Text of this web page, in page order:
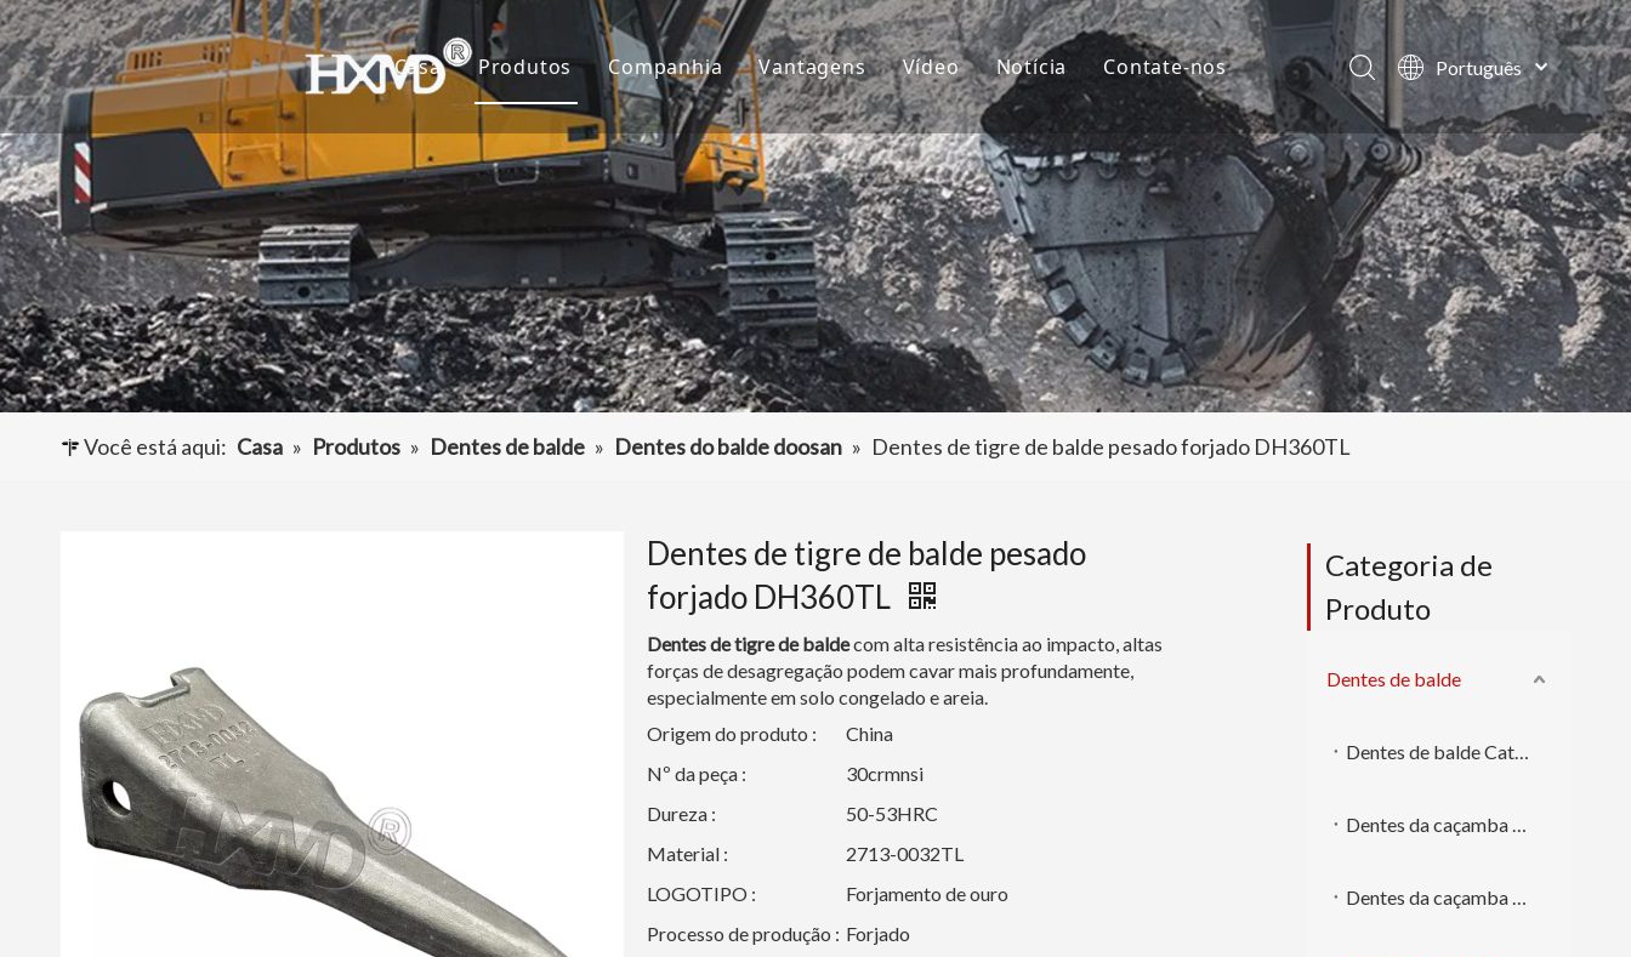
Casa Produtos
Dentes de Balde
Caçamba da Escavadeira
Adaptador de dentes de caçamba
Outros acessórios da escavadeira
Companhia
Sobre nós
Cultura
Perguntas frequentes
Vantagens
P&D
Produção
Serviço
Vídeo Notícia
Notícias da empresa
Projetos
Contate-nos
Português
English
العربية
Français
Pусский
Español
Você está aqui: Casa » Produtos » Dentes de balde » Dentes do balde doosan » Dentes de tigre de balde pesado forjado DH360TL
Dentes de tigre de balde pesado
forjado DH360TL
Dentes de tigre de baldecom alta resistência ao impacto, altas
forças de desagregação podem cavar mais profundamente,
especialmente em solo congelado e areia.
Origem do produto :
China
Nº da peça :
30crmnsi
Dureza :
50-53HRC
Material :
2713-0032TL
LOGOTIPO :
Forjamento de ouro
Processo de produção : Forjado
Categoria de
Produto
Dentes de balde
Dentes de balde Caterpillar
Dentes da caçamba Komatsu
Dentes da caçamba Volvo